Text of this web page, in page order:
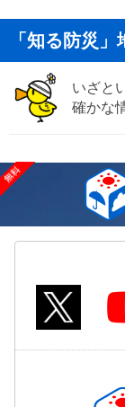
「知る防災」
いざと
確かな